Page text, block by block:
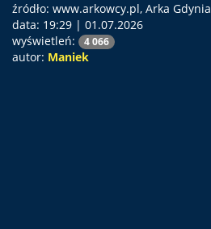
źródło: www.arkowcy.pl, Arka Gdynia
data: 19:29 | 01.07.2026
wyświetleń:
4 066
autor: Maniek